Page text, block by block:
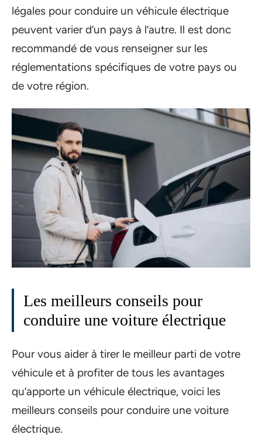
légales pour conduire un véhicule électrique
peuvent varier d’un pays à l’autre. Il est donc
recommandé de vous renseigner sur les
réglementations spécifiques de votre pays ou
de votre région.
Les meilleurs conseils pour
conduire une voiture électrique
Pour vous aider à tirer le meilleur parti de votre
véhicule et à profiter de tous les avantages
qu’apporte un véhicule électrique, voici les
meilleurs conseils pour conduire une voiture
électrique.